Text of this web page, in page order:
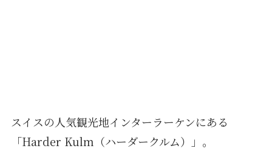
スイスの人気観光地インターラーケンにある
「Harder Kulm（ハーダークルム）」。